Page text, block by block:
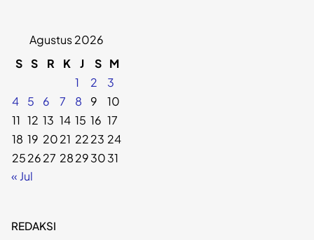
Agustus 2026
S S R K J S M
1
2
3
4
5 6 7 8 9
10
11 12 13 14 15 16 17
18 19 2021 2223 24
252627 28293031
« Jul
REDAKSI